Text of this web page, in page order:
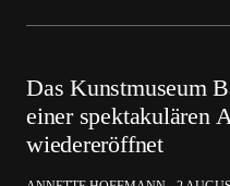
Das Kunstmuseum
einer spektakulären
wiedereröffnet